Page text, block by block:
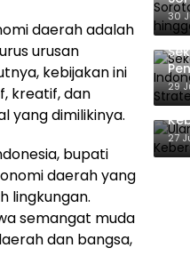
daerah adalah
urusan
kebijakan ini
kreatif, dan
yang dimilikinya.
bupati
daerah yang
lingkungan.
semangat muda
dan bangsa,
30
29
27